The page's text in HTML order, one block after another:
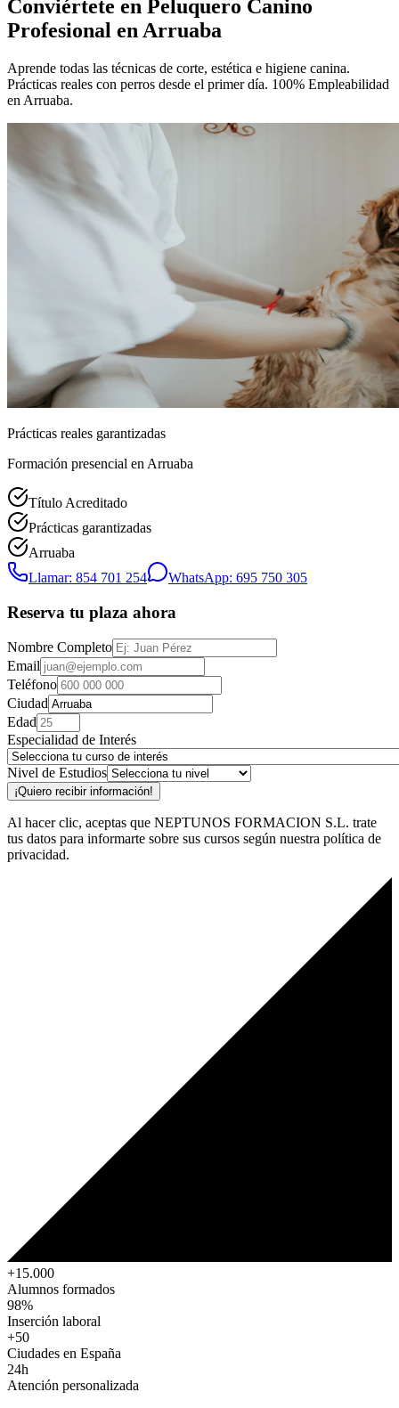
Conviértete en Peluquero Canino
Profesional en Arruaba
Aprende todas las técnicas de corte, estética e higiene canina.
Prácticas reales con perros desde el primer día. 100% Empleabilidad
en Arruaba.
Prácticas reales garantizadas
Formación presencial en Arruaba
Título Acreditado
Prácticas garantizadas
Arruaba
Llamar: 854 701 254
WhatsApp: 695 750 305
Reserva tu plaza ahora
Nombre Completo
Email
Teléfono
Ciudad
Edad
Especialidad de Interés
Nivel de Estudios
¡Quiero recibir información!
Al hacer clic, aceptas que NEPTUNOS FORMACION S.L. trate
tus datos para informarte sobre sus cursos según nuestra política de
privacidad.
+15.000
Alumnos formados
98%
Inserción laboral
+50
Ciudades en España
24h
Atención personalizada